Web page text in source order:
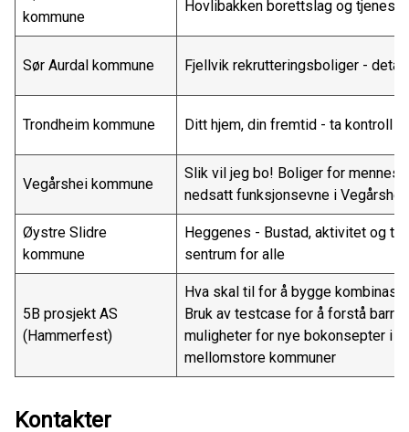
kommune
Hovlibakken borettslag og
Sør Aurdal kommune Fjellvik rekrutteringsboliger -
Trondheim kommune Ditt hjem, din fremtid - ta kontroll
Vegårshei kommune
Slik vil jeg bo! Boliger for
nedsatt funksjonsevne i
Øystre Slidre
kommune
Heggenes - Bustad, aktivitet og
sentrum for alle
5B prosjekt AS
(Hammerfest)
Hva skal til for å bygge
Bruk av testcase for å forstå
muligheter for nye bokonsepter i
mellomstore kommuner
Kontakter